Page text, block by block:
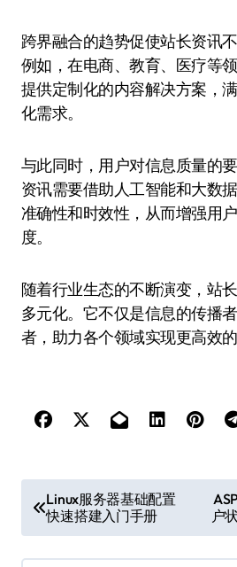
跨界融合的趋势促使站长资讯
例如，在电商、教育、医疗等
提供定制化的内容解决方案，
化需求。
与此同时，用户对信息质量的
资讯需要借助人工智能和大数
准确性和时效性，从而增强用
度。
随着行业生态的不断演变，站
多元化。它不仅是信息的传播
者，助力各个领域实现更高效的
章
导
Linux服务器基础配置
快速搭建入门手册
户